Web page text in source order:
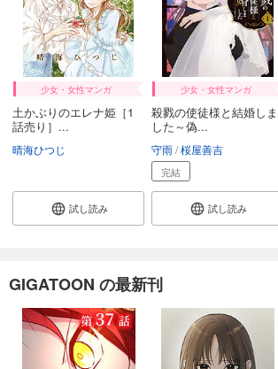
あらすじを表示する
78 円 (税込)
完結
あらすじを表示する
78円 (税込)
あらすじを表示する
78円 (税込)
完結
少女・女性マンガ
土かぶりのエレナ姫［1
話売り］...
晴海ひつじ
試し読み
少女・女性マンガ
殺戮の使徒様と結婚しま
した～偽...
守雨 桜屋善吉
完結
試し読み
GIGATOON の最新刊